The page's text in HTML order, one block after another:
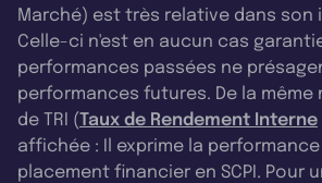
Marché) est très relative dans
Celle-ci n'est en aucun cas
performances passées ne
performances futures. De la même
de TRI (Taux de Rendement Interne
affichée : Il exprime la
placement financier en SCPI. Pour